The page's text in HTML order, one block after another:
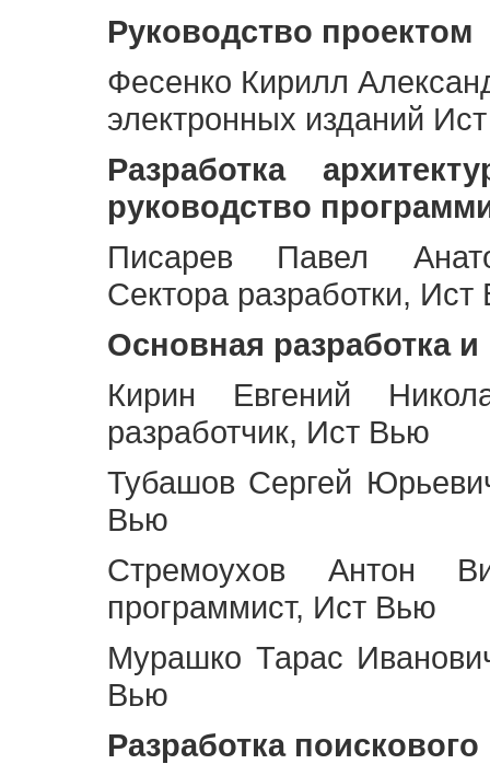
Руководство проектом
Фесенко Кирилл
электронных изданий
Разработка
руководство
Писарев Павел
Сектора разработки,
Основная разработка
Кирин Евгений
разработчик, Ист Вью
Тубашов Сергей
Вью
Стремоухов Антон
программист, Ист Вью
Мурашко Тарас
Вью
Разработка